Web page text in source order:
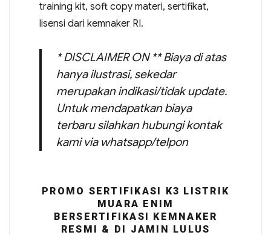
training kit, soft copy materi, sertifikat,
lisensi dari kemnaker RI.
* DISCLAIMER ON ** Biaya di atas
hanya ilustrasi, sekedar
merupakan indikasi/tidak update.
Untuk mendapatkan biaya
terbaru silahkan hubungi kontak
kami via whatsapp/telpon
PROMO SERTIFIKASI K3 LISTRIK
MUARA ENIM
BERSERTIFIKASI KEMNAKER
RESMI & DI JAMIN LULUS